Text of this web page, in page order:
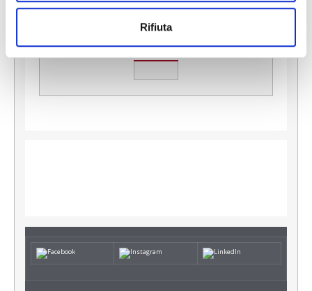
Rifiuta
Cerca il Distributore più vicino